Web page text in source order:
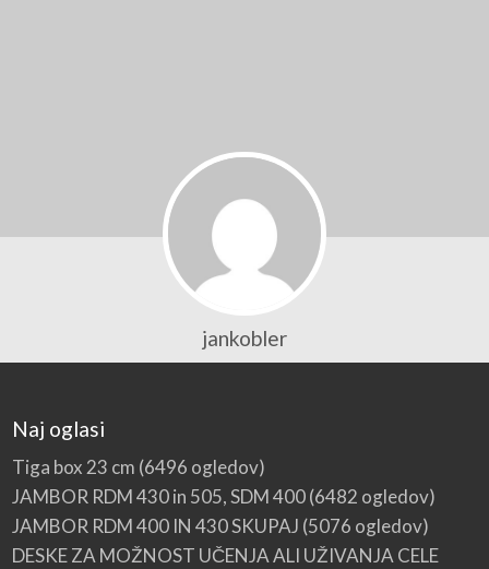
jankobler
Naj oglasi
Tiga box 23 cm (6496 ogledov)
JAMBOR RDM 430 in 505, SDM 400(6482 ogledov)
JAMBOR RDM 400 IN 430 SKUPAJ (5076 ogledov)
DESKE ZA MOŽNOST UČENJA ALI UŽIVANJA CELE